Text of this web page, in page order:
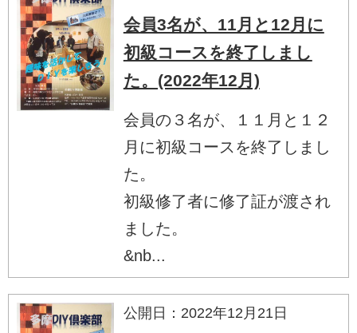
会員3名が、11月と12月に
初級コースを終了しまし
た。(2022年12月)
会員の３名が、１１月と１２
月に初級コースを終了しまし
た。
初級修了者に修了証が渡され
ました。
&nb...
公開日：2022年12月21日